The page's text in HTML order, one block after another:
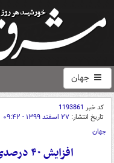
جهان
کد خبر 1193861
تاریخ انتشار: ۲۷ اسفند ۱۳۹۹ - ۰۹:۴۲
جهان
افزایش ۴۰ درصدی زرادخانه اتمی در انگلیس